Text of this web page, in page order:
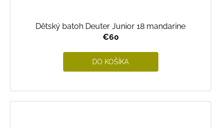
Dětský batoh Deuter Junior 18 mandarine
€60
DO KOŠÍKA